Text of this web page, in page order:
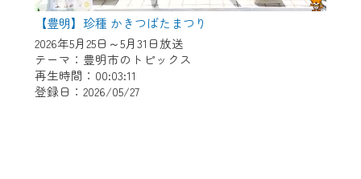
【豊明】珍種 かきつばたまつり
2026年5月25日～5月31日放送
テーマ：豊明市のトピックス
再生時間：00:03:11
登録日：2026/05/27